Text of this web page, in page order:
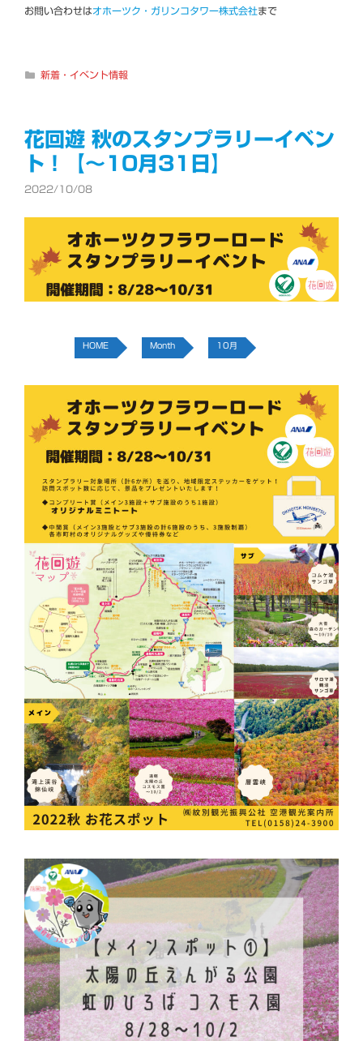
お問い合わせはオホーツク・ガリンコタワー株式会社まで
カ
ー
新着・イベント情報
花回遊 秋のスタンプラリーイベン
ト！【～10月31日】
2022/10/08
HOME Month 10月